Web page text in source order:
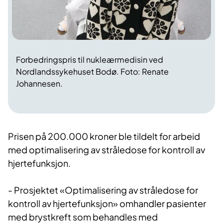
Forbedringspris til nukleærmedisin ved
Nordlandssykehuset Bodø. Foto: Renate
Johannesen.
​Prisen på 200.000 kroner ble tildelt for arbeid
med optimalisering av stråledose for kontroll av
hjertefunksjon.
- Prosjektet «Optimalisering av stråledose for
kontroll av hjertefunksjon» omhandler pasienter
med brystkreft som behandles med